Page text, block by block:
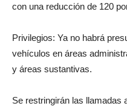
con una reducción de 120
Privilegios: Ya no habrá
vehículos en áreas
y áreas sustantivas.
Se restringirán las llamadas